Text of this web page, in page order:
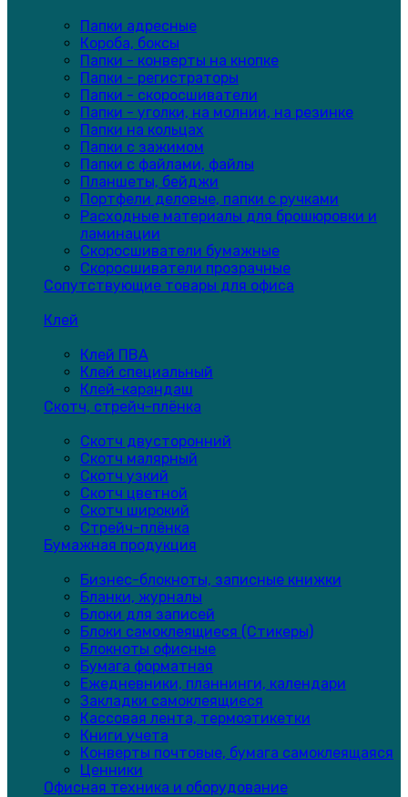
Папки адресные
Короба, боксы
Папки - конверты на кнопке
Папки - регистраторы
Папки - скоросшиватели
Папки - уголки, на молнии, на резинке
Папки на кольцах
Папки с зажимом
Папки с файлами, файлы
Планшеты, бейджи
Портфели деловые, папки с ручками
Расходные материалы для брошюровки и
ламинации
Скоросшиватели бумажные
Скоросшиватели прозрачные
Сопутствующие товары для офиса
Клей
Клей ПВА
Клей специальный
Клей-карандаш
Скотч, стрейч-плёнка
Скотч двусторонний
Скотч малярный
Скотч узкий
Скотч цветной
Скотч широкий
Стрейч-плёнка
Бумажная продукция
Бизнес-блокноты, записные книжки
Бланки, журналы
Блоки для записей
Блоки самоклеящиеся (Стикеры)
Блокноты офисные
Бумага форматная
Ежедневники, планнинги, календари
Закладки самоклеящиеся
Кассовая лента, термоэтикетки
Книги учета
Конверты почтовые, бумага самоклеящаяся
Ценники
Офисная техника и оборудование